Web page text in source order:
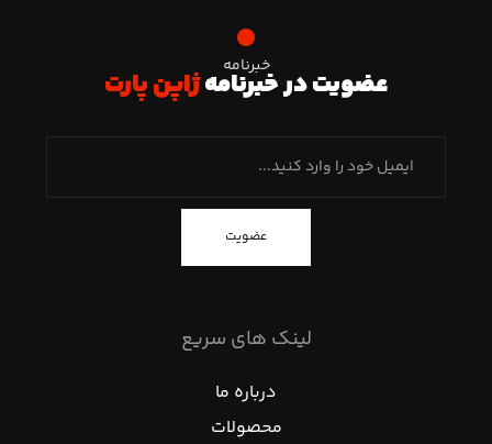
خبرنامه
عضویت در خبرنامهژاپن پارت
عضویت
لینک های سریع
درباره ما
محصولات